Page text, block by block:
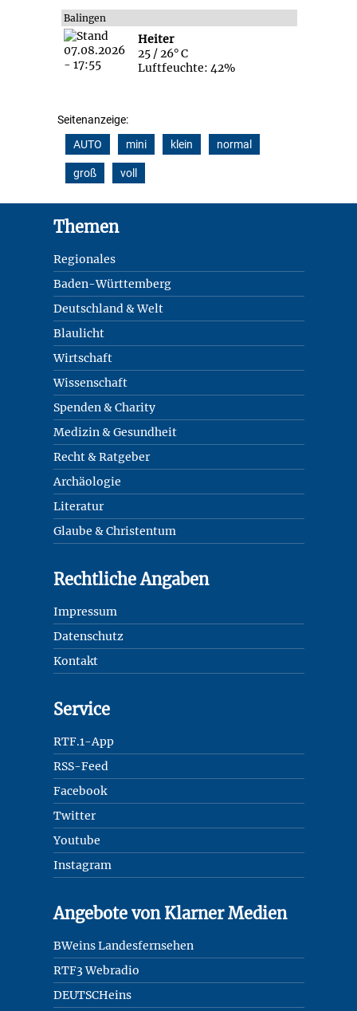
Balingen
Heiter
25 / 26° C
Luftfeuchte: 42%
Seitenanzeige:
AUTO
mini klein normal
groß voll
Themen
Regionales
Baden-Württemberg
Deutschland & Welt
Blaulicht
Wirtschaft
Wissenschaft
Spenden & Charity
Medizin & Gesundheit
Recht & Ratgeber
Archäologie
Literatur
Glaube & Christentum
Rechtliche Angaben
Impressum
Datenschutz
Kontakt
Service
RTF.1-App
RSS-Feed
Facebook
Twitter
Youtube
Instagram
Angebote von Klarner Medien
BWeins Landesfernsehen
RTF3 Webradio
DEUTSCHeins